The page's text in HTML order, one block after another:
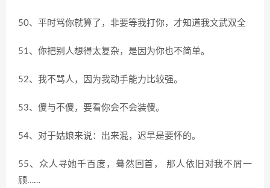
50、平时骂你就算了，非要等我打你，才知道我文武双全
51、你把别人想得太复杂，是因为你也不简单。
52、我不骂人，因为我动手能力比较强。
53、傻与不傻，要看你会不会装傻。
54、对于姑娘来说：出来混，迟早是要怀的。
55、众人寻她千百度，蓦然回首， 那人依旧对我不屑一
顾……